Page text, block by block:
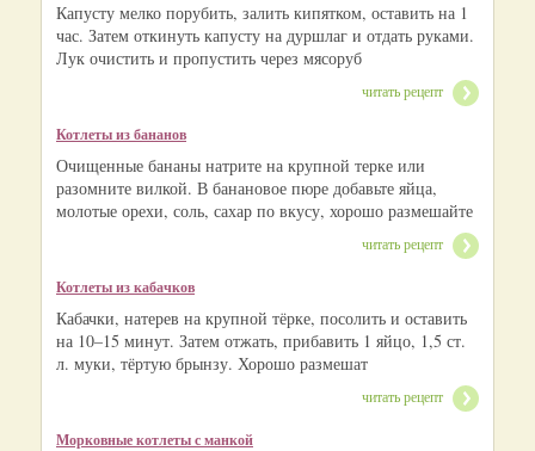
Капусту мелко порубить, залить кипятком, оставить на 1
час. Затем откинуть капусту на дуршлаг и отдать руками.
Лук очистить и пропустить через мясоруб
читать рецепт
Котлеты из бананов
Очищенные бананы натрите на крупной терке или
разомните вилкой. В банановое пюре добавьте яйца,
молотые орехи, соль, сахар по вкусу, хорошо размешайте
читать рецепт
Котлеты из кабачков
Кабачки, натерев на крупной тёрке, посолить и оставить
на 10–15 минут. Затем отжать, прибавить 1 яйцо, 1,5 ст.
л. муки, тёртую брынзу. Хорошо размешат
читать рецепт
Морковные котлеты с манкой